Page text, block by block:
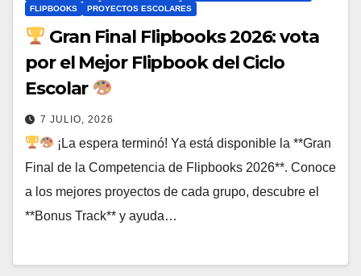
FLIPBOOKS
PROYECTOS ESCOLARES
Gran Final Flipbooks 2026: vota
por el Mejor Flipbook del Ciclo
Escolar
7 JULIO, 2026
¡La espera terminó! Ya está disponible la **Gran
Final de la Competencia de Flipbooks 2026**. Conoce
a los mejores proyectos de cada grupo, descubre el
**Bonus Track** y ayuda…